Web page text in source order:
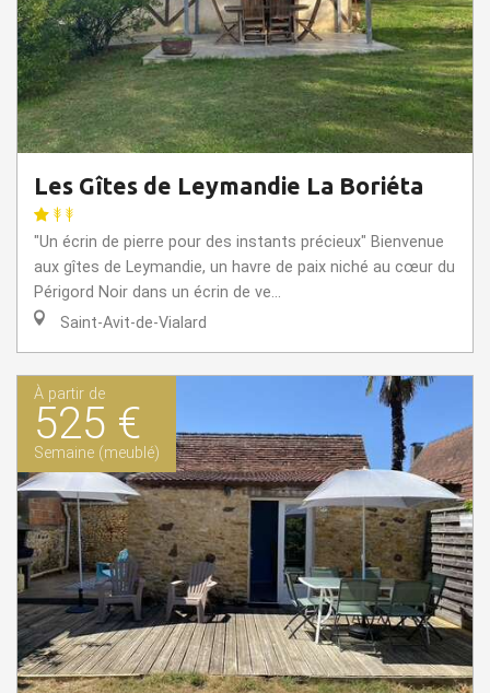
Les Gîtes de Leymandie La Boriéta
"Un écrin de pierre pour des instants précieux" Bienvenue
aux gîtes de Leymandie, un havre de paix niché au cœur du
Périgord Noir dans un écrin de ve...
Saint-Avit-de-Vialard
À partir de
525 €
Semaine (meublé)